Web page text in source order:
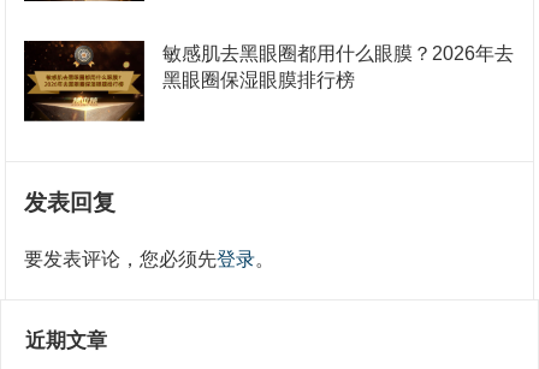
敏感肌去黑眼圈都用什么眼膜？2026年去
黑眼圈保湿眼膜排行榜
发表回复
要发表评论，您必须先登录。
近期文章